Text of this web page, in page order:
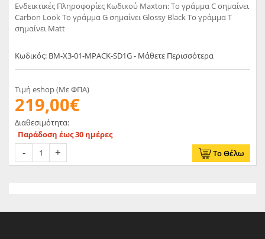
Ενδεικτικές Πληροφορίες Κωδικού Maxton: Το γράμμα C σημαίνει
Carbon Look Το γράμμα G σημαίνει Glossy Black Το γράμμα T
σημαίνει Matt
Κωδικός: BM-X3-01-MPACK-SD1G - Μάθετε Περισσότερα
Τιμή eshop (Με ΦΠΑ)
219,00€
Διαθεσιμότητα:
Παράδοση έως 30 ημέρες
Το Θέλω